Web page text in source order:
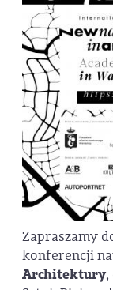
Zapraszamy
konferencji
Architektury,